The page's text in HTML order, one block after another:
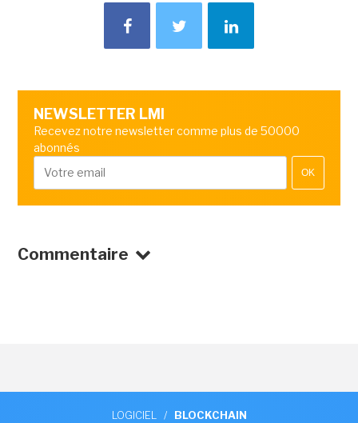
NEWSLETTER LMI
Recevez notre newsletter comme plus de 50000
abonnés
OK
Commentaire
LOGICIEL / BLOCKCHAIN